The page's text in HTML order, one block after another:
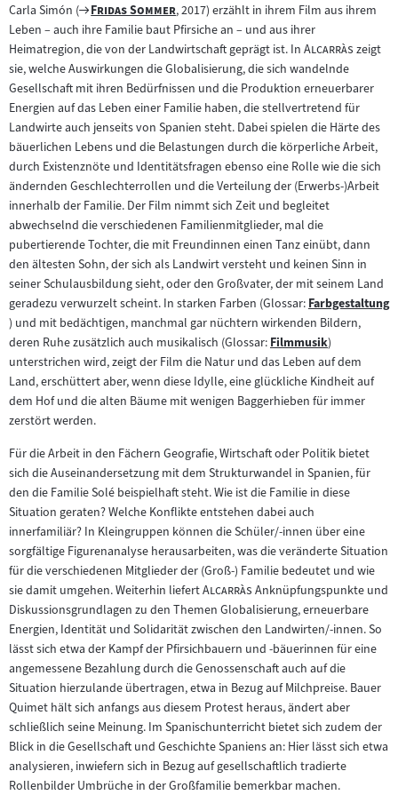
Carla Simón (
Zum
Filmarchiv:
"
Fridas Sommer"
, 2017) erzählt in ihrem Film aus ihrem
Leben – auch ihre Familie baut Pfirsiche an – und aus ihrer
Heimatregion, die von der Landwirtschaft geprägt ist. In "
Alcarràs "zeigt
sie, welche Auswirkungen die Globalisierung, die sich wandelnde
Gesellschaft mit ihren Bedürfnissen und die Produktion erneuerbarer
Energien auf das Leben einer Familie haben, die stellvertretend für
Landwirte auch jenseits von Spanien steht. Dabei spielen die Härte des
bäuerlichen Lebens und die Belastungen durch die körperliche Arbeit,
durch Existenznöte und Identitätsfragen ebenso eine Rolle wie die sich
ändernden Geschlechterrollen und die Verteilung der (Erwerbs-)Arbeit
innerhalb der Familie. Der Film nimmt sich Zeit und begleitet
abwechselnd die verschiedenen Familienmitglieder, mal die
pubertierende Tochter, die mit Freundinnen einen Tanz einübt, dann
den ältesten Sohn, der sich als Landwirt versteht und keinen Sinn in
seiner Schulausbildung sieht, oder den Großvater, der mit seinem Land
geradezu verwurzelt scheint. In starken Farben (Glossar:Zum
Inhalt:
Farbgestaltung
) und mit bedächtigen, manchmal gar nüchtern wirkenden Bildern,
deren Ruhe zusätzlich auch musikalisch (Glossar:Zum
Inhalt:
Filmmusik)
unterstrichen wird, zeigt der Film die Natur und das Leben auf dem
Land, erschüttert aber, wenn diese Idylle, eine glückliche Kindheit auf
dem Hof und die alten Bäume mit wenigen Baggerhieben für immer
zerstört werden.
Für die Arbeit in den Fächern Geografie, Wirtschaft oder Politik bietet
sich die Auseinandersetzung mit dem Strukturwandel in Spanien, für
den die Familie Solé beispielhaft steht. Wie ist die Familie in diese
Situation geraten? Welche Konflikte entstehen dabei auch
innerfamiliär? In Kleingruppen können die Schüler/-innen über eine
sorgfältige Figurenanalyse herausarbeiten, was die veränderte Situation
für die verschiedenen Mitglieder der (Groß-) Familie bedeutet und wie
sie damit umgehen. Weiterhin liefert"
Alcarràs "Anknüpfungspunkte und
Diskussionsgrundlagen zu den Themen Globalisierung, erneuerbare
Energien, Identität und Solidarität zwischen den Landwirten/-innen. So
lässt sich etwa der Kampf der Pfirsichbauern und -bäuerinnen für eine
angemessene Bezahlung durch die Genossenschaft auch auf die
Situation hierzulande übertragen, etwa in Bezug auf Milchpreise. Bauer
Quimet hält sich anfangs aus diesem Protest heraus, ändert aber
schließlich seine Meinung. Im Spanischunterricht bietet sich zudem der
Blick in die Gesellschaft und Geschichte Spaniens an: Hier lässt sich etwa
analysieren, inwiefern sich in Bezug auf gesellschaftlich tradierte
Rollenbilder Umbrüche in der Großfamilie bemerkbar machen.